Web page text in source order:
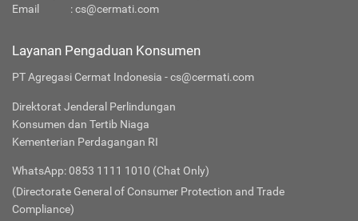
Email
:cs@cermati.com
Layanan Pengaduan Konsumen
PT Agregasi Cermat Indonesia - cs@cermati.com
Direktorat Jenderal Perlindungan
Konsumen dan Tertib Niaga
Kementerian Perdagangan RI
WhatsApp: 0853 1111 1010 (Chat Only)
(Directorate General of Consumer Protection and Trade
Compliance)